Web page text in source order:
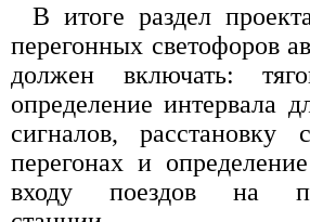
В итоге раздел
перегонных светофоров
должен включать:
определение интервала
сигналов, расстановку
перегонах и
входу поездов на